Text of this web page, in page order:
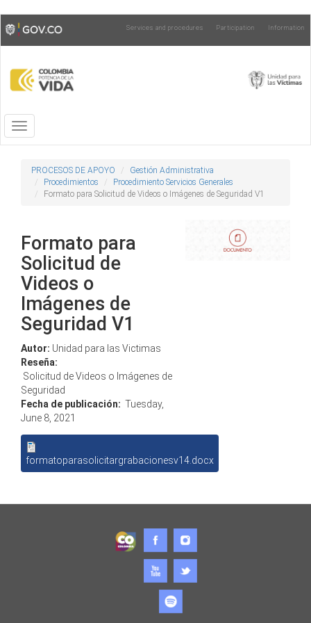
Skip
to
main
Toggle
high
contrast
Services and procedures Participation Information
Toggle
navigation
PROCESOS DE APOYO
Gestión Administrativa
Procedimientos
Procedimiento Servicios Generales
Formato para Solicitud de Videos o Imágenes de Seguridad V1
Formato para
Solicitud de
Videos o
Imágenes de
Seguridad V1
Autor: Unidad para las Victimas
Reseña:
Solicitud de Videos o Imágenes de
Seguridad
Fecha de publicación: Tuesday,
June 8, 2021
formatoparasolicitargrabacionesv14.docx